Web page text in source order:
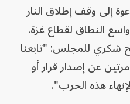
إلى وقف إطلاق النار
النطاق لقطاع غزة.
للمجلس: "تابعنا
عن إصدار قرار أو
هذه الحرب".